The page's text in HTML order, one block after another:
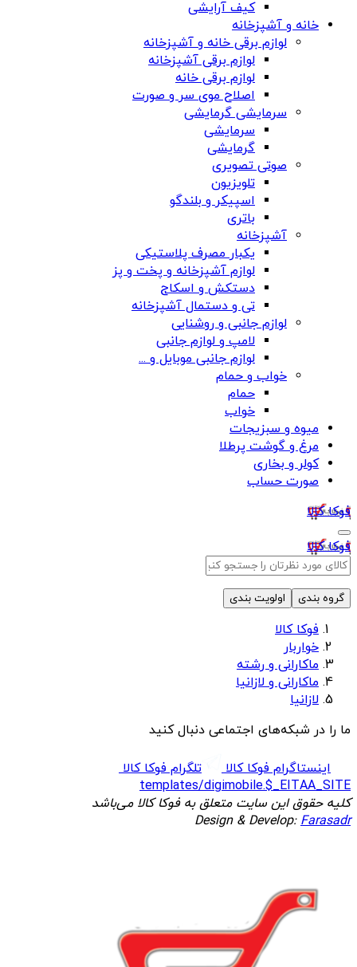
کیف آرایشی
خانه و آشپزخانه
لوازم برقی خانه و آشپزخانه
لوازم برقی آشپزخانه
لوازم برقی خانه
اصلاح موی سر و صورت
سرمایشی گرمایشی
سرمایشی
گرمایشی
صوتی تصویری
تلویزیون
اسپیکر و بلندگو
باتری
آشپزخانه
یکبار مصرف پلاستیکی
لوازم آشپزخانه و پخت و پز
دستکش و اسکاج
تی و دستمال آشپزخانه
لوازم جانبی و روشنایی
لامپ و لوازم جانبی
لوازم جانبی موبایل و ...
خواب و حمام
حمام
خواب
میوه و سبزیجات
مرغ و گوشت پرطلا
کولر و بخاری
صورت حساب
فوکا کالا
فوکا کالا
گروه بندی اولویت بندی
فوکا کالا
خواربار
ماکارانی و رشته
ماکارانی و لازانیا
لازانیا
ما را در شبکه‌های اجتماعی دنبال کنید
اینستاگرام فوکا کالا
تلگرام فوکا کالا
templates/digimobile.$_EITAA_SITE
کلیه حقوق این سایت متعلق به فوکا کالا می‌باشد
Design & Develop:Farasadr